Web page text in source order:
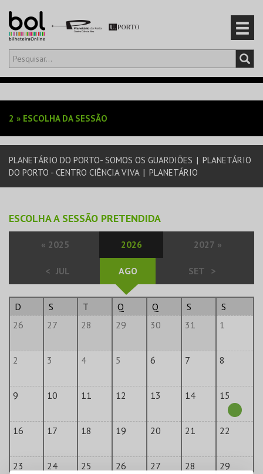
Olá,iniciar sessão
EVENTOS
CARTÕES
2 » ESCOLHA DA SESSÃO
PLANETÁRIO DO PORTO- SOMOS OS GUARDIÕES | PLANETÁRIO
DO PORTO - CENTRO CIÊNCIA VIVA | PLANETÁRIO
ESCOLHA A SESSÃO PRETENDIDA
« 2025 2026 2027 »
< JUL AGO SET >
D S T Q Q S
S
26
27 28 29 30 31 1
2 3 4 5 6 7 8
9 10 11 12 13 14 15
16 17 18 19 20 21 22
23 24 25 26 27 28 29